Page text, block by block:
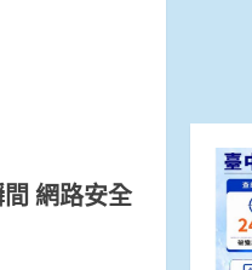
間 網路安全